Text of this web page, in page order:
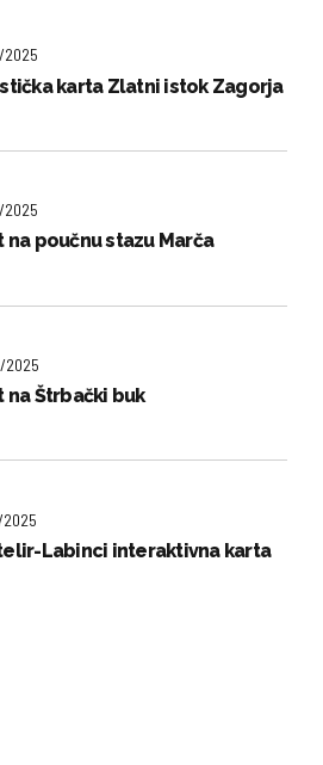
2025
karta Zlatni istok Zagorja
2025
na poučnu stazu Marča
2025
na Štrbački buk
2025
Labinci interaktivna karta